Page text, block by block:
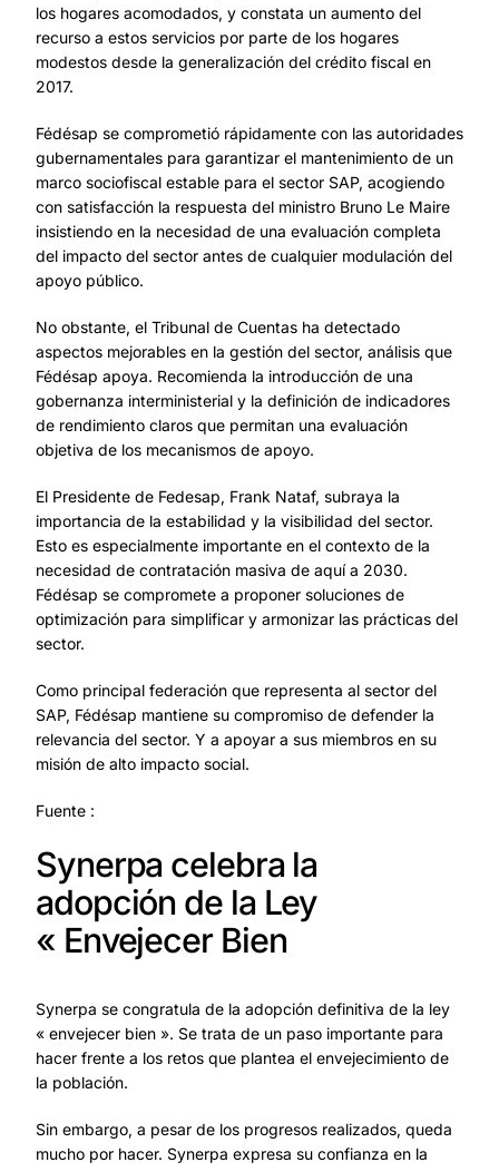
los hogares acomodados, y constata un aumento del
recurso a estos servicios por parte de los hogares
modestos desde la generalización del crédito fiscal en
2017.
Fédésap se comprometió rápidamente con las autoridades
gubernamentales para garantizar el mantenimiento de un
marco sociofiscal estable para el sector SAP, acogiendo
con satisfacción la respuesta del ministro Bruno Le Maire
insistiendo en la necesidad de una evaluación completa
del impacto del sector antes de cualquier modulación del
apoyo público.
No obstante, el Tribunal de Cuentas ha detectado
aspectos mejorables en la gestión del sector, análisis que
Fédésap apoya. Recomienda la introducción de una
gobernanza interministerial y la definición de indicadores
de rendimiento claros que permitan una evaluación
objetiva de los mecanismos de apoyo.
El Presidente de Fedesap, Frank Nataf, subraya la
importancia de la estabilidad y la visibilidad del sector.
Esto es especialmente importante en el contexto de la
necesidad de contratación masiva de aquí a 2030.
Fédésap se compromete a proponer soluciones de
optimización para simplificar y armonizar las prácticas del
sector.
Como principal federación que representa al sector del
SAP, Fédésap mantiene su compromiso de defender la
relevancia del sector. Y a apoyar a sus miembros en su
misión de alto impacto social.
Fuente :
Synerpa celebra la
adopción de la Ley
« Envejecer Bien
Synerpa se congratula de la adopción definitiva de la ley
« envejecer bien ». Se trata de un paso importante para
hacer frente a los retos que plantea el envejecimiento de
la población.
Sin embargo, a pesar de los progresos realizados, queda
mucho por hacer. Synerpa expresa su confianza en la